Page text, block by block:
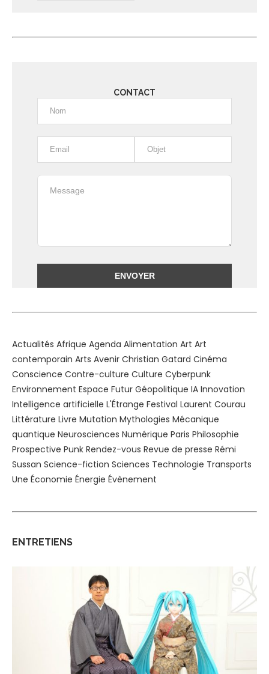
CONTACT
Actualités Afrique Agenda Alimentation Art Art
contemporain Arts Avenir Christian Gatard Cinéma
Conscience Contre-culture Culture Cyberpunk
Environnement Espace Futur Géopolitique IA Innovation
Intelligence artificielle L'Étrange Festival Laurent Courau
Littérature Livre Mutation Mythologies Mécanique
quantique Neurosciences Numérique Paris Philosophie
Prospective Punk Rendez-vous Revue de presse Rémi
Sussan Science-fiction Sciences Technologie Transports
Une Économie Énergie Évènement
ENTRETIENS